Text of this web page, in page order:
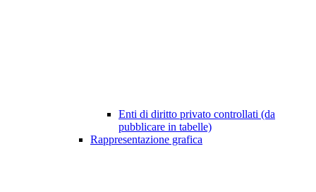
Enti di diritto privato controllati (da
pubblicare in tabelle)
Rappresentazione grafica